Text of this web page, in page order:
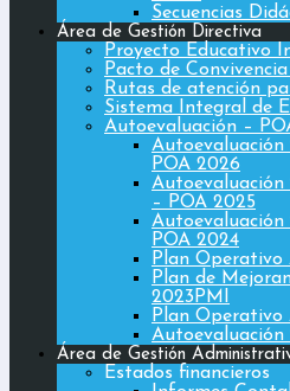
Secuencias
Área de Gestión Directiva
Proyecto Educativo
Pacto de
Rutas de atención
Sistema Integral de
Autoevaluación –
POA 2026
– POA 2025
POA 2024
Plan Operativo
Plan de
2023PMI
Plan Operativo
Autoevaluación
Área de Gestión
Estados financieros